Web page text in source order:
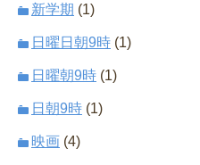
新学期 (1)
日曜日朝9時 (1)
日曜朝9時 (1)
日朝9時 (1)
映画 (4)